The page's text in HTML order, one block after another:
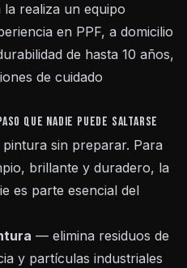
la realiza un equipo
en PPF, a domicilio
de hasta 10 años,
de cuidado
que nadie puede saltarse
sin preparar. Para
brillante y duradero, la
es parte esencial del
— elimina residuos de
y partículas industriales